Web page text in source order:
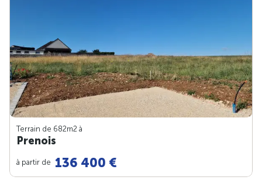
Terrain de 682m2 à
Prenois
à partir de 136 400 €